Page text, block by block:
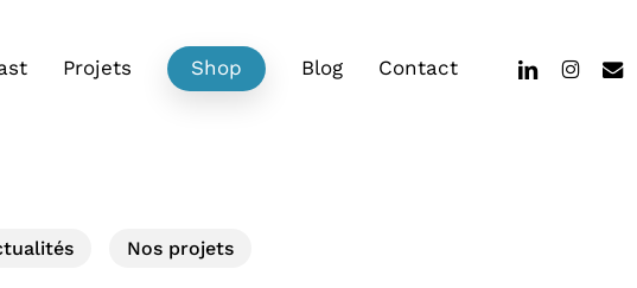
Projets Shop Blog Contact linkedininstagram
email
Nos projets